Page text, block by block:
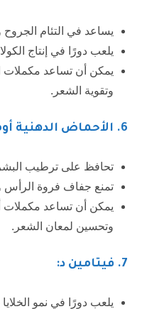
يساعد في التئام
يلعب دورًا في إنتاج
يمكن أن تساعد
وتقوية الشعر.
6. الأحماض الدهنية
تحافظ على ترطيب
تمنع جفاف فروة الرأس
وتحسين لمعان الشعر.
7. فيتامين د:
يلعب دورًا في نمو الخلايا